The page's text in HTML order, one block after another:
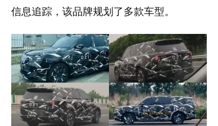
信息追踪，该品牌规划了多款车型。